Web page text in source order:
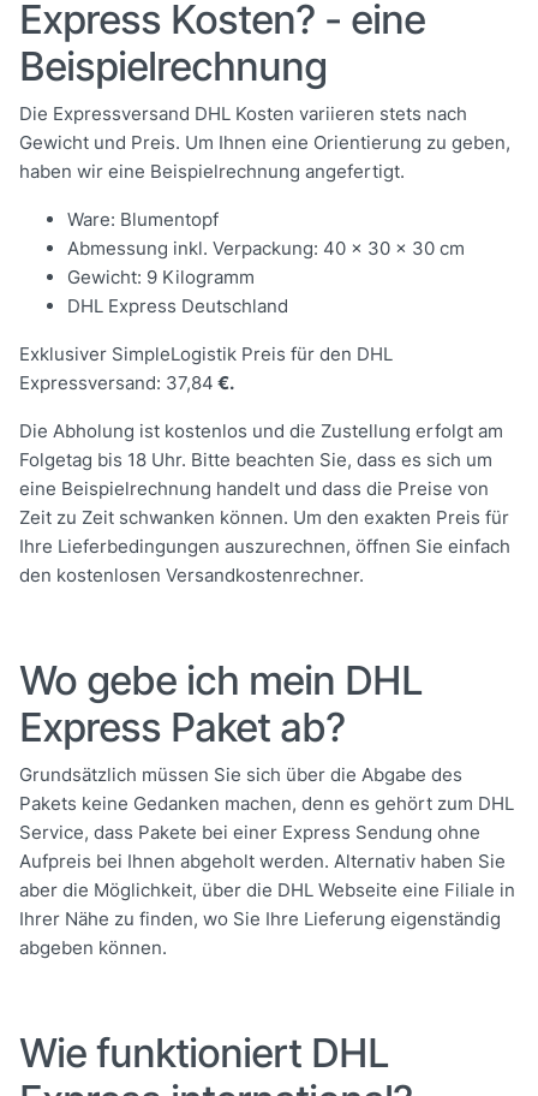
Express Kosten? - eine
Beispielrechnung
Die Expressversand DHL Kosten variieren stets nach
Gewicht und Preis. Um Ihnen eine Orientierung zu geben,
haben wir eine Beispielrechnung angefertigt.
Ware: Blumentopf
Abmessung inkl. Verpackung: 40 x 30 x 30 cm
Gewicht: 9 Kilogramm
DHL Express Deutschland
Exklusiver SimpleLogistik Preis für den DHL
Expressversand: 37,84 €.
Die Abholung ist kostenlos und die Zustellung erfolgt am
Folgetag bis 18 Uhr. Bitte beachten Sie, dass es sich um
eine Beispielrechnung handelt und dass die Preise von
Zeit zu Zeit schwanken können. Um den exakten Preis für
Ihre Lieferbedingungen auszurechnen, öffnen Sie einfach
den kostenlosen Versandkostenrechner.
Wo gebe ich mein DHL
Express Paket ab?
Grundsätzlich müssen Sie sich über die Abgabe des
Pakets keine Gedanken machen, denn es gehört zum DHL
Service, dass Pakete bei einer Express Sendung ohne
Aufpreis bei Ihnen abgeholt werden. Alternativ haben Sie
aber die Möglichkeit, über die DHL Webseite eine Filiale in
Ihrer Nähe zu finden, wo Sie Ihre Lieferung eigenständig
abgeben können.
Wie funktioniert DHL